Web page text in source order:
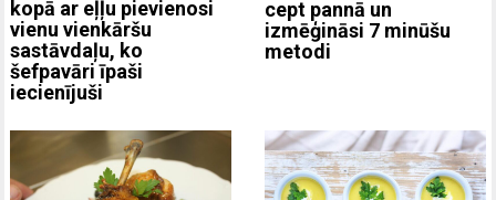
kopā ar eļļu pievienosi
vienu vienkāršu
sastāvdaļu, ko
šefpavāri īpaši
iecienījuši
cept pannā un
izmēģināsi 7 minūšu
metodi